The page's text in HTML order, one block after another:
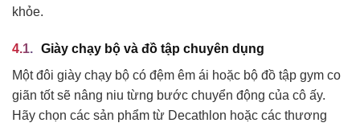
khỏe.
Giày chạy bộ và đồ tập chuyên dụng
Một đôi giày chạy bộ có đệm êm ái hoặc bộ đồ tập gym co
giãn tốt sẽ nâng niu từng bước chuyển động của cô ấy.
Hãy chọn các sản phẩm từ Decathlon hoặc các thương